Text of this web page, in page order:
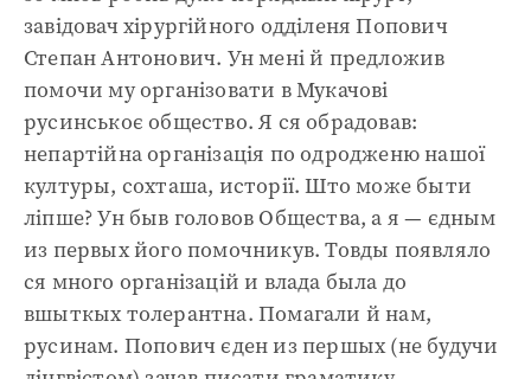
завідовач хірургійного одділеня Попович
Степан Антонович. Ун мені й предложив
помочи му організовати в Мукачові
русинськоє общество. Я ся обрадовав:
непартійна організація по одродженю нашої
културы, сохташа, исторії. Што може быти
ліпше? Ун быв головов Общества, а я — єдным
из первых його помочникув. Товды появляло
ся много організацій и влада была до
вшыткых толерантна. Помагали й нам,
русинам. Попович єден из першых (не будучи